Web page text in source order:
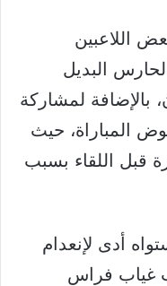
اللاعبين
البديل
بالإضافة لمشاركة
المباراة، حيث
قبل اللقاء بسبب
أدى لإنعدام
غياب فراس